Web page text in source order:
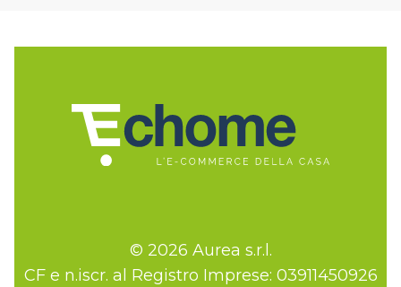
© 2026 Aurea s.r.l.
CF e n.iscr. al Registro Imprese: 03911450926